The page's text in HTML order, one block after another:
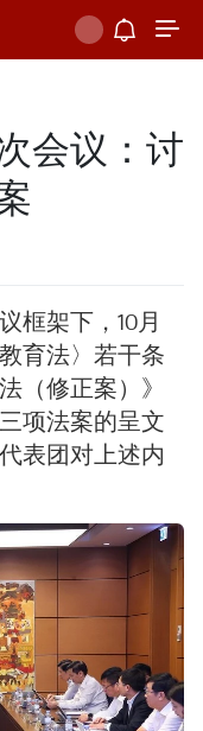
会议：讨
框架下，10月
育法〉若干条
（修正案）》
项法案的呈文
表团对上述内